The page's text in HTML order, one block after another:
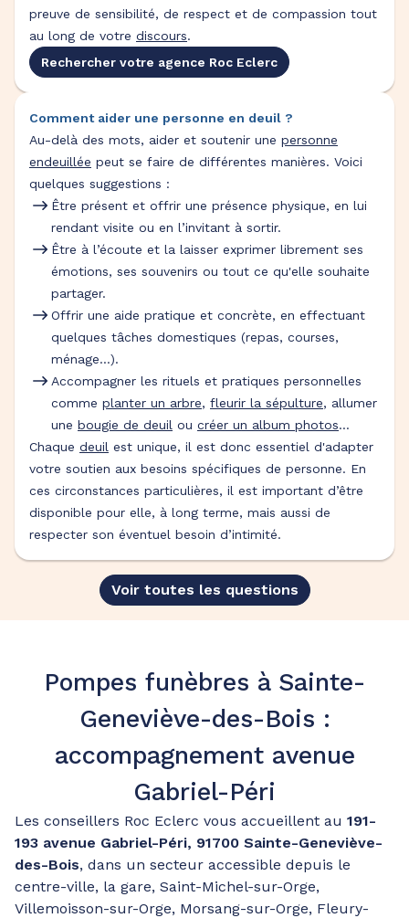
preuve de sensibilité, de respect et de compassion tout
au long de votre discours.
Rechercher votre agence Roc Eclerc
Comment aider une personne en deuil ?
Au-delà des mots, aider et soutenir une personne
endeuillée peut se faire de différentes manières. Voici
quelques suggestions :
Être présent et offrir une présence physique, en lui
rendant visite ou en l’invitant à sortir.
Être à l’écoute et la laisser exprimer librement ses
émotions, ses souvenirs ou tout ce qu'elle souhaite
partager.
Offrir une aide pratique et concrète, en effectuant
quelques tâches domestiques (repas, courses,
ménage…).
Accompagner les rituels et pratiques personnelles
comme planter un arbre, fleurir la sépulture, allumer
une bougie de deuil ou créer un album photos…
Chaque deuil est unique, il est donc essentiel d'adapter
votre soutien aux besoins spécifiques de personne. En
ces circonstances particulières, il est important d’être
disponible pour elle, à long terme, mais aussi de
respecter son éventuel besoin d’intimité.
Voir toutes les questions
Pompes funèbres à Sainte-
Geneviève-des-Bois :
accompagnement avenue
Gabriel-Péri
Les conseillers Roc Eclerc vous accueillent au 191-
193 avenue Gabriel-Péri, 91700 Sainte-Geneviève-
des-Bois, dans un secteur accessible depuis le
centre-ville, la gare, Saint-Michel-sur-Orge,
Villemoisson-sur-Orge, Morsang-sur-Orge, Fleury-